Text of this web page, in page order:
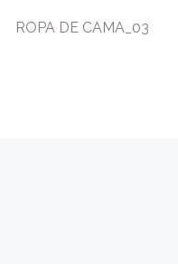
ROPA DE CAMA_03